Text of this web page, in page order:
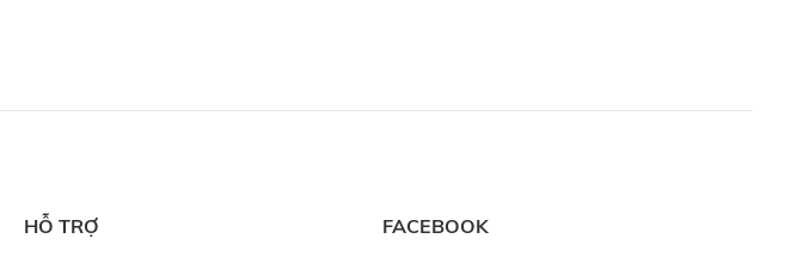
HỖ TRỢ FACEBOOK